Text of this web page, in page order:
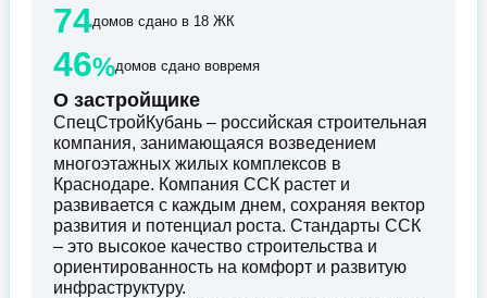
74домов сдано в 18 ЖК
46%домов сдано вовремя
О застройщике
СпецСтройКубань – российская строительная
компания, занимающаяся возведением
многоэтажных жилых комплексов в
Краснодаре. Компания ССК растет и
развивается с каждым днем, сохраняя вектор
развития и потенциал роста. Стандарты ССК
– это высокое качество строительства и
ориентированность на комфорт и развитую
инфраструктуру.